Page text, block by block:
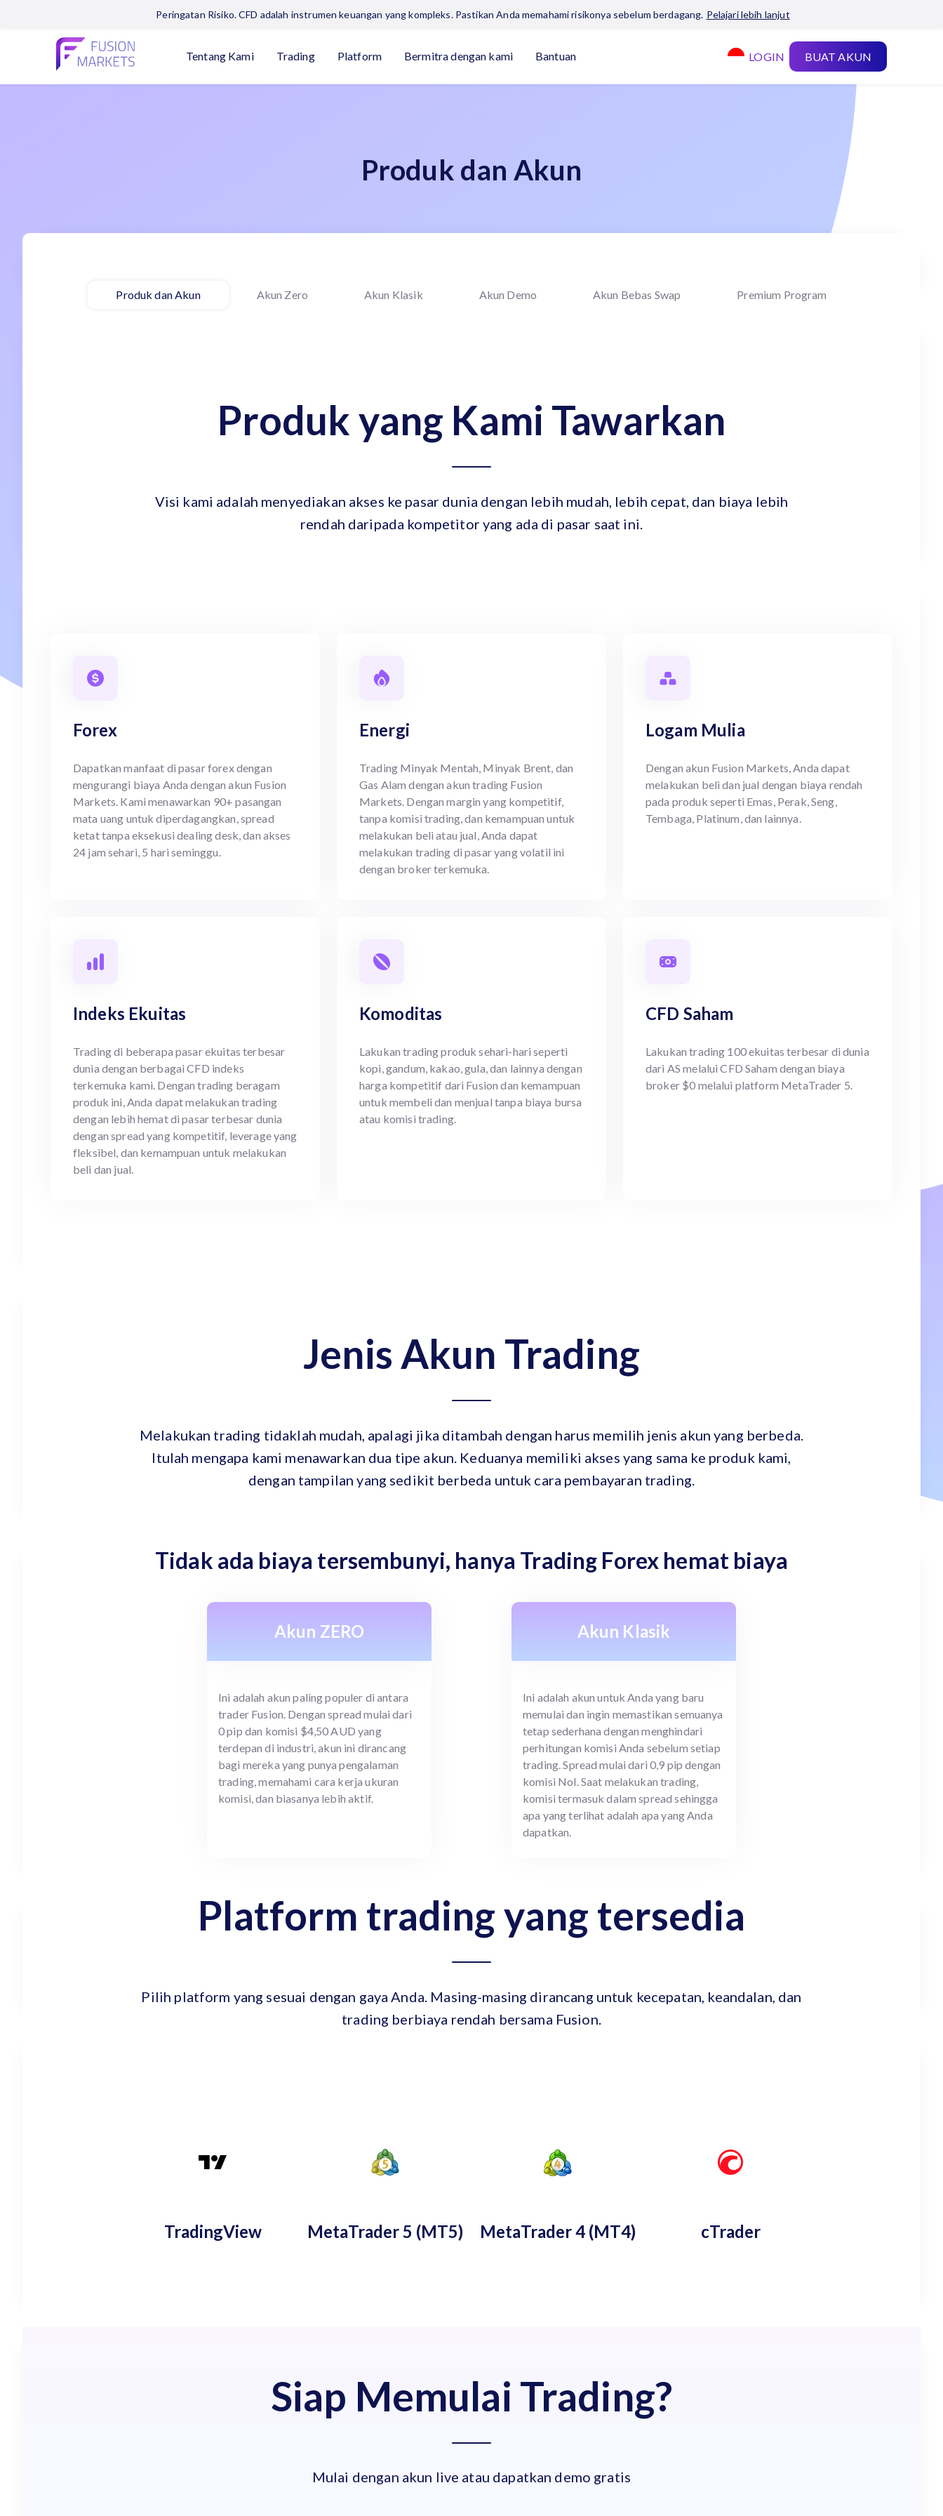
Peringatan Risiko. CFD adalah instrumen keuangan yang kompleks. Pastikan Anda memahami risikonya sebelum berdagang. Pelajari lebih lanjut
Tentang Kami Trading Platform Bermitra dengan kami Bantuan LOGIN BUAT AKUN
Produk dan Akun
Produk dan Akun Akun Zero Akun Klasik Akun Demo Akun Bebas Swap Premium Program
Produk yang Kami Tawarkan
Visi kami adalah menyediakan akses ke pasar dunia dengan lebih mudah, lebih cepat, dan biaya lebih
rendah daripada kompetitor yang ada di pasar saat ini.
Forex
Dapatkan manfaat di pasar forex dengan
mengurangi biaya Anda dengan akun Fusion
Markets. Kami menawarkan 90+ pasangan
mata uang untuk diperdagangkan, spread
ketat tanpa eksekusi dealing desk, dan akses
24 jam sehari, 5 hari seminggu.
Energi
Trading Minyak Mentah, Minyak Brent, dan
Gas Alam dengan akun trading Fusion
Markets. Dengan margin yang kompetitif,
tanpa komisi trading, dan kemampuan untuk
melakukan beli atau jual, Anda dapat
melakukan trading di pasar yang volatil ini
dengan broker terkemuka.
Logam Mulia
Dengan akun Fusion Markets, Anda dapat
melakukan beli dan jual dengan biaya rendah
pada produk seperti Emas, Perak, Seng,
Tembaga, Platinum, dan lainnya.
Indeks Ekuitas
Trading di beberapa pasar ekuitas terbesar
dunia dengan berbagai CFD indeks
terkemuka kami. Dengan trading beragam
produk ini, Anda dapat melakukan trading
dengan lebih hemat di pasar terbesar dunia
dengan spread yang kompetitif, leverage yang
fleksibel, dan kemampuan untuk melakukan
beli dan jual.
Komoditas
Lakukan trading produk sehari-hari seperti
kopi, gandum, kakao, gula, dan lainnya dengan
harga kompetitif dari Fusion dan kemampuan
untuk membeli dan menjual tanpa biaya bursa
atau komisi trading.
CFD Saham
Lakukan trading 100 ekuitas terbesar di dunia
dari AS melalui CFD Saham dengan biaya
broker $0 melalui platform MetaTrader 5.
Jenis Akun Trading
Melakukan trading tidaklah mudah, apalagi jika ditambah dengan harus memilih jenis akun yang berbeda.
Itulah mengapa kami menawarkan dua tipe akun. Keduanya memiliki akses yang sama ke produk kami,
dengan tampilan yang sedikit berbeda untuk cara pembayaran trading.
Tidak ada biaya tersembunyi, hanya Trading Forex hemat biaya
Akun ZERO
Ini adalah akun paling populer di antara
trader Fusion. Dengan spread mulai dari
0 pip dan komisi $4,50 AUD yang
terdepan di industri, akun ini dirancang
bagi mereka yang punya pengalaman
trading, memahami cara kerja ukuran
komisi, dan biasanya lebih aktif.
Akun Klasik
Ini adalah akun untuk Anda yang baru
memulai dan ingin memastikan semuanya
tetap sederhana dengan menghindari
perhitungan komisi Anda sebelum setiap
trading. Spread mulai dari 0,9 pip dengan
komisi Nol. Saat melakukan trading,
komisi termasuk dalam spread sehingga
apa yang terlihat adalah apa yang Anda
dapatkan.
Platform trading yang tersedia
Pilih platform yang sesuai dengan gaya Anda. Masing-masing dirancang untuk kecepatan, keandalan, dan
trading berbiaya rendah bersama Fusion.
TradingView MetaTrader 5 (MT5) MetaTrader 4 (MT4) cTrader
Siap Memulai Trading?
Mulai dengan akun live atau dapatkan demo gratis